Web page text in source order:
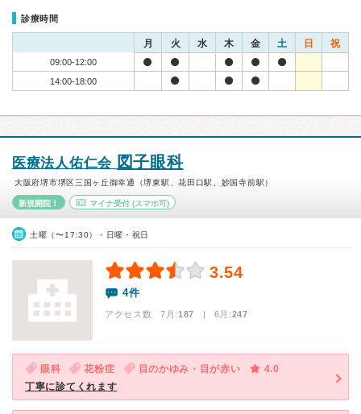
診療時間
月 火 水 木 金 土 日 祝
09:00-12:00
14:00-18:00
医療法人佑仁会 図子眼科
大阪府堺市堺区三国ヶ丘御幸通（堺東駅、花田口駅、妙国寺前駅）
新規開院！ マイナ受付(スマホ可)
土曜（〜17:30）・日曜・祝日
3.54
4件
アクセス数 7月:187 | 6月:247
眼科 花粉症 目のかゆみ・目が赤い
4.0
丁寧に診てくれます